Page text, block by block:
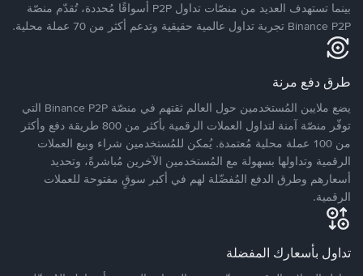
بينما تستهدف العديد من منصّات تداول P2P أسواقًا مُحددة، تُقدّم منصّة
Binance P2P تجربة تداول عالمية حقيقية وتدعم أكثر من 70 عملة محلية.
طرق دفع مرنة
يضع ملايين المُستخدمين حول العالم ثقتهم في منصّة Binance P2P التي
توفّر منصّة آمنة لتداول العملات الرقمية بأكثر من 800 طريقة دفع وأكثر
من 100 عملة محلية مُعتمدة. يُمكن للمُستخدمين شراء وبيع العملات
الرقمية وتداولها بسهولة مع المُستخدمين الآخرين مُباشرةً، وتحديد
أسعارهم وطرق الدفع المُفضّلة لهم في أكبر سوقٍ مفتوحة للعملات
الرقمية.
تداول بأسعارك المفضلة